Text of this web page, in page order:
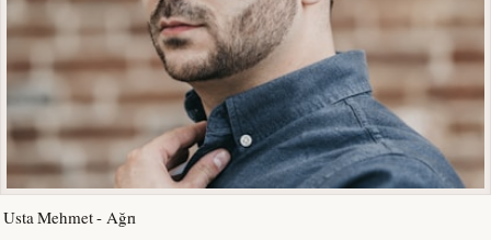
Usta Mehmet - Ağrı